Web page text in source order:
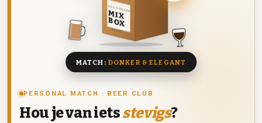
PERSONAL MATCH · BEER CLUB
Hou je van ietsstevigs?
DEZE MAAND
MIX
BOX
8 BIEREN
MATCH: DONKER & ELEGANT